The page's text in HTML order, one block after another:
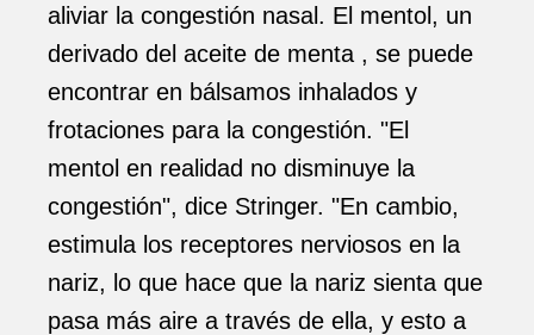
aliviar la congestión nasal. El mentol, un
derivado del aceite de menta , se puede
encontrar en bálsamos inhalados y
frotaciones para la congestión. "El
mentol en realidad no disminuye la
congestión", dice Stringer. "En cambio,
estimula los receptores nerviosos en la
nariz, lo que hace que la nariz sienta que
pasa más aire a través de ella, y esto a